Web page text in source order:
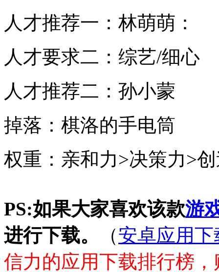
人才推荐一：林萌萌：
人才要求二：综艺/细心
人才推荐二：孙小蒙
掉落：棋洛的手电筒
权重：亲和力>决策力>
PS:如果大家喜欢该款游
进行下载。
（安卓应用下
信力的应用下载排行榜